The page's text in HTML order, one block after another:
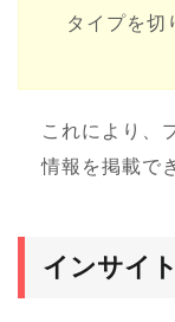
タイプを切
これにより、
情報を掲載で
インサイ